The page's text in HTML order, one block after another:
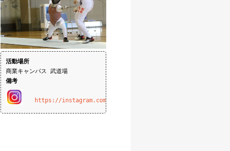
活動場所
備考
https://instagram.com/tkfshoko_fencing?igshid=YmMyMTA2M2Y=